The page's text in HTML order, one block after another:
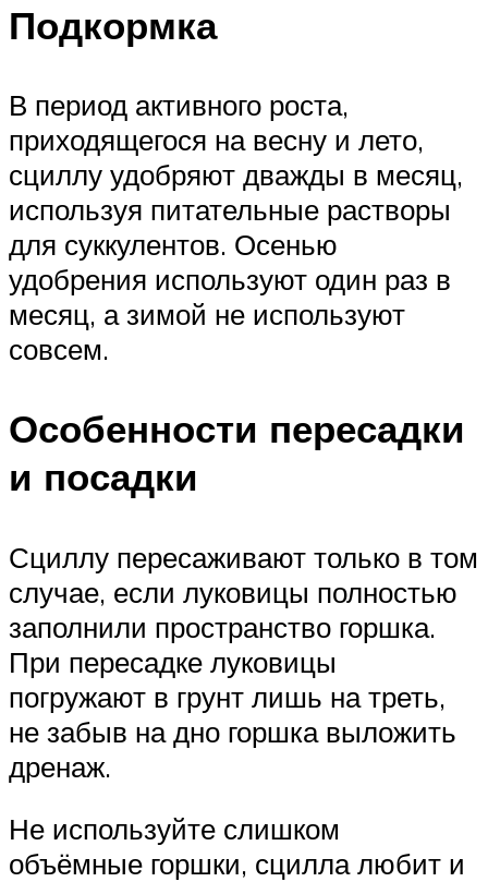
Подкормка
В период активного роста,
приходящегося на весну и лето,
сциллу удобряют дважды в месяц,
используя питательные растворы
для суккулентов. Осенью
удобрения используют один раз в
месяц, а зимой не используют
совсем.
Особенности пересадки
и посадки
Сциллу пересаживают только в том
случае, если луковицы полностью
заполнили пространство горшка.
При пересадке луковицы
погружают в грунт лишь на треть,
не забыв на дно горшка выложить
дренаж.
Не используйте слишком
объёмные горшки, сцилла любит и